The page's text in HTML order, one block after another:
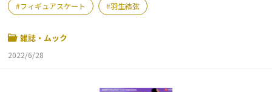
フィギュアスケート 羽生結弦
雑誌・ムック
2022/6/28